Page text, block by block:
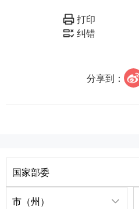
打印
纠错
分享到：
国家部委
市（州）